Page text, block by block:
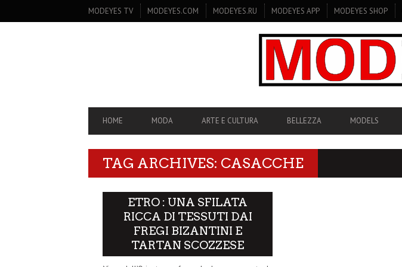
SECONDARY
NAVIGATION
MODEYES TV MODEYES.COM MODEYES.RU MODEYES APP MODEYES SHOP
PRIMARY
NAVIGATION
HOME MODA ARTE E CULTURA BELLEZZA MODELS
TAG ARCHIVES: CASACCHE
ETRO : UNA SFILATA
RICCA DI TESSUTI DAI
FREGI BIZANTINI E
TARTAN SCOZZESE